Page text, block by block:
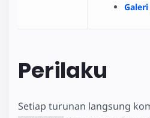
Perilaku
Setiap turunan langsung